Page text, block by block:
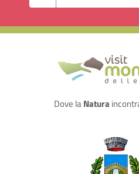
Dove laNatura